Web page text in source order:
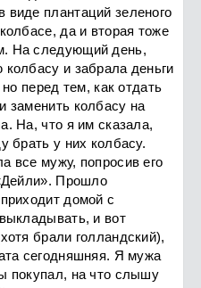
плантаций зеленого
да и вторая тоже
На следующий день,
и забрала деньги
перед тем, как отдать
заменить колбасу на
На, что я им сказала,
брать у них колбасу.
все мужу, попросив его
Прошло
домой с
и вот
брали голландский),
сегодняшняя. Я мужа
покупал, на что слышу